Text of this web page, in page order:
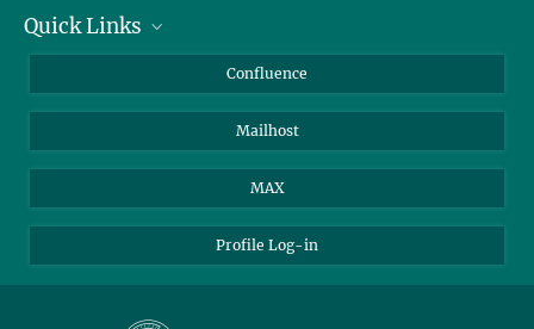
LinkedIn
Quick Links
Für Journalisten und Journalistinnen
Ihr Weg zu uns
Confluence
Mailhost
MAX
Profile Log-in